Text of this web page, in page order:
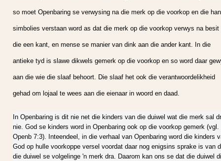
so moet Openbaring se verwysing na die merk op die voorkop en die
simbolies verstaan word as dat die merk op die voorkop verwys na besit
die een kant, en mense se manier van dink aan die ander kant. In die
antieke tyd is slawe dikwels gemerk op die voorkop en so word daar
aan die wie die slaaf behoort. Die slaaf het ook die verantwoordelikheid
gehad om lojaal te wees aan die eienaar in woord en daad.
In Openbaring is dit nie net die kinders van die duiwel wat die merk sal
nie. God se kinders word in Openbaring ook op die voorkop gemerk (vgl.
Openb 7:3). Inteendeel, in die verhaal van Openbaring word die kinders
God op hulle voorkoppe versel voordat daar nog enigsins sprake is van
die duiwel se volgelinge 'n merk dra. Daarom kan ons se dat die duiwel